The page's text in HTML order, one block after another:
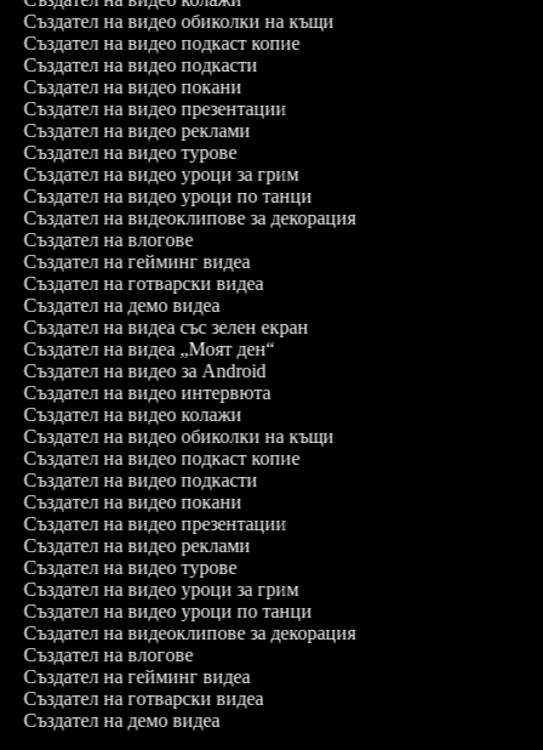
Създател на видео обиколки на къщи
Създател на видео подкаст копие
Създател на видео подкасти
Създател на видео покани
Създател на видео презентации
Създател на видео реклами
Създател на видео турове
Създател на видео уроци за грим
Създател на видео уроци по танци
Създател на видеоклипове за декорация
Създател на влогове
Създател на гейминг видеа
Създател на готварски видеа
Създател на демо видеа
Създател на видеа със зелен екран
Създател на видеа „Моят ден“
Създател на видео за Android
Създател на видео интервюта
Създател на видео колажи
Създател на видео обиколки на къщи
Създател на видео подкаст копие
Създател на видео подкасти
Създател на видео покани
Създател на видео презентации
Създател на видео реклами
Създател на видео турове
Създател на видео уроци за грим
Създател на видео уроци по танци
Създател на видеоклипове за декорация
Създател на влогове
Създател на гейминг видеа
Създател на готварски видеа
Създател на демо видеа